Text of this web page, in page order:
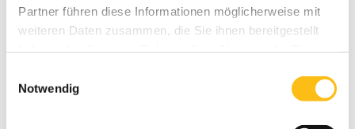
Partner führen diese Informationen möglicherweise mit
weiteren Daten zusammen, die Sie ihnen bereitgestellt
Notwendig
Adventure Golf
Beachlife
Beachvolleyball